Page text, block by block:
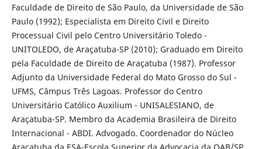
Faculdade de Direito de São Paulo, da Universidade de São
Paulo (1992); Especialista em Direito Civil e Direito
Processual Civil pelo Centro Universitário Toledo -
UNITOLEDO, de Araçatuba-SP (2010); Graduado em Direito
pela Faculdade de Direito de Araçatuba (1987). Professor
Adjunto da Universidade Federal do Mato Grosso do Sul -
UFMS, Câmpus Três Lagoas. Professor do Centro
Universitário Católico Auxilium - UNISALESIANO, de
Araçatuba-SP. Membro da Academia Brasileira de Direito
Internacional - ABDI. Advogado. Coordenador do Núcleo